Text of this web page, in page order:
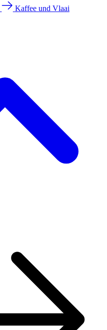
Kaffee und Vlaai